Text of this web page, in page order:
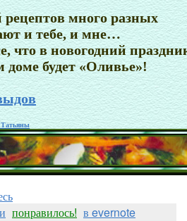
много разных
и тебе, и мне…
что в новогодний
доме будет «Оливье»!
Татьяны
понравилось! в evernote